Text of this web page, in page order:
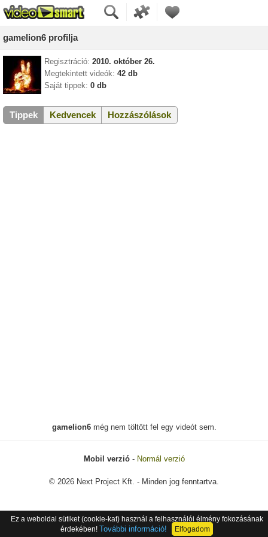
gamelion6 profilja
Regisztráció: 2010. október 26.
Megtekintett videók: 42 db
Saját tippek: 0 db
Tippek Kedvencek Hozzászólások
gamelion6még nem töltött fel egy videót sem.
Mobil verzió- Normál verzió
© 2026 Next Project Kft. - Minden jog fenntartva.
Ez a weboldal sütiket (cookie-kat) használ a felhasználói élmény fokozásának
érdekében! További információ! Elfogadom